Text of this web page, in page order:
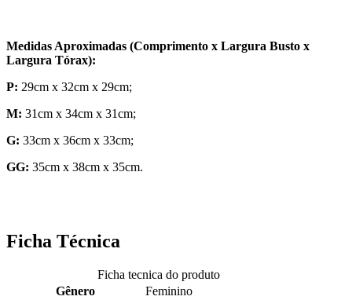
Medidas Aproximadas (Comprimento x Largura Busto x
Largura Tórax):
P: 29cm x 32cm x 29cm;
M: 31cm x 34cm x 31cm;
G: 33cm x 36cm x 33cm;
GG: 35cm x 38cm x 35cm.
Ficha Técnica
Ficha tecnica do produto
Gênero
Feminino